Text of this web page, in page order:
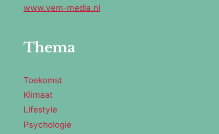
www.vem-media.nl
Thema
Toekomst
Klimaat
Lifestyle
Psychologie